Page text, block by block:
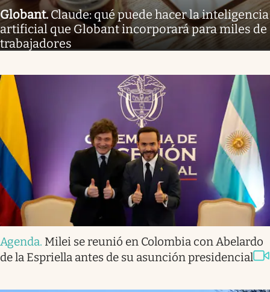
Globant.Claude: qué puede hacer la inteligencia
artificial que Globant incorporará para miles de
trabajadores
Agenda. Milei se reunió en Colombia con Abelardo
de la Espriella antes de su asunción presidencial